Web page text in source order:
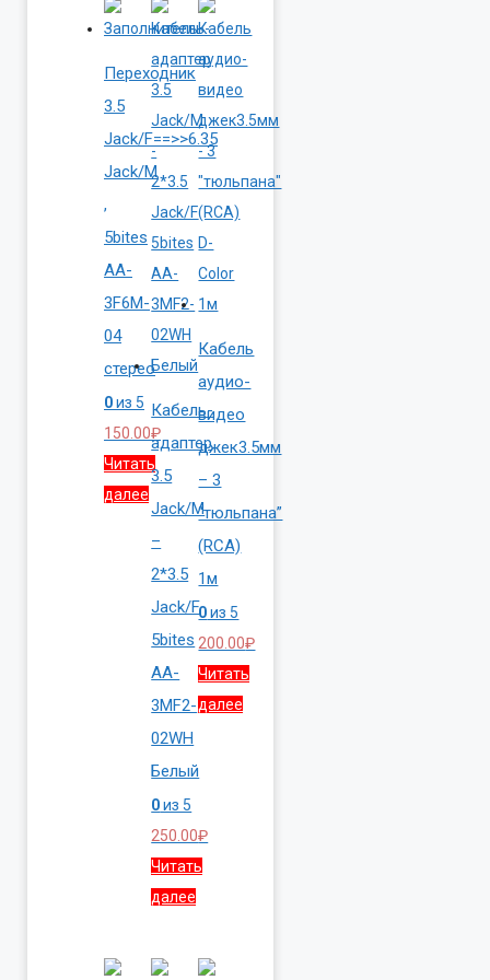
Переходник
3.5
Jack/F==>>6.35
Jack/M
,
5bites
AA-
3F6M-
04
стерео
0из 5
150.00₽
Читать
далее
Кабель-
адаптер
3.5
Jack/M
–
2*3.5
Jack/F
5bites
AA-
3MF2-
02WH
Белый
0из 5
250.00₽
Читать
далее
Кабель
аудио-
видео
джек3.5мм
– 3
“тюльпана”
(RCA)
1м
0из 5
200.00₽
Читать
далее